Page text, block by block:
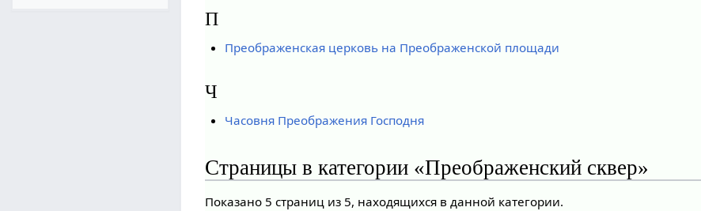
П
Преображенская церковь на Преображенской площади
Ч
Часовня Преображения Господня
Страницы в категории «Преображенский сквер»
Показано 5 страниц из 5, находящихся в данной категории.